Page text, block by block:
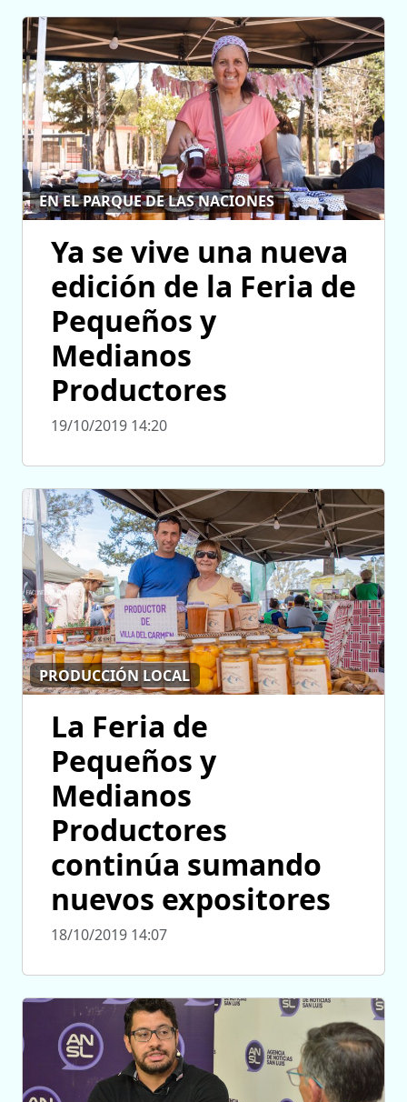
EN EL PARQUE DE LAS NACIONES
Ya se vive una nueva
edición de la Feria de
Pequeños y
Medianos
Productores
19/10/2019 14:20
PRODUCCIÓN LOCAL
La Feria de
Pequeños y
Medianos
Productores
continúa sumando
nuevos expositores
18/10/2019 14:07